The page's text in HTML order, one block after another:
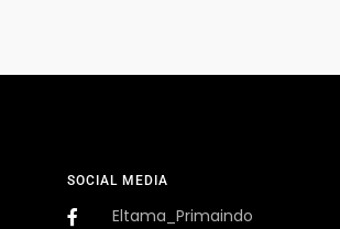
SOCIAL MEDIA
Eltama_Primaindo